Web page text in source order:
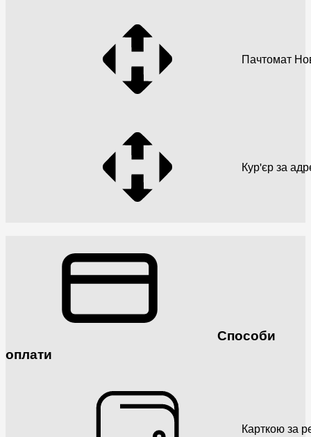
Пачтомат
Кур'єр за
Способи
оплати
Карткою за